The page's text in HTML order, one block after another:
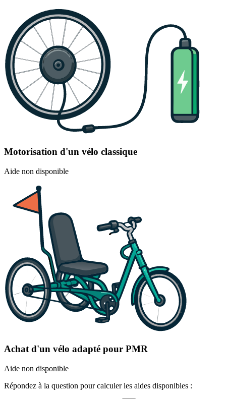
Motorisation d'un vélo classique
Aide non disponible
Achat d'un vélo adapté pour PMR
Aide non disponible
Répondez à la question pour calculer les aides disponibles :